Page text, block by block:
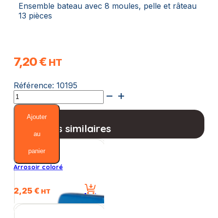
Ensemble bateau avec 8 moules, pelle et râteau
13 pièces
7,20€ HT
Référence: 10195
quantité
de
Ensemble
Bateau
Ajouter
au
panier
Produits similaires
Arrosoir coloré
2,25 € HT